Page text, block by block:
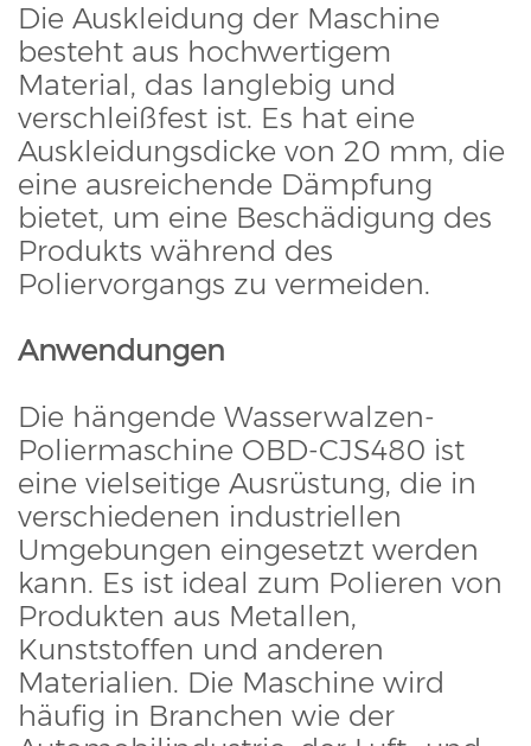
Die Auskleidung der Maschine
besteht aus hochwertigem
Material, das langlebig und
verschleißfest ist. Es hat eine
Auskleidungsdicke von 20 mm, die
eine ausreichende Dämpfung
bietet, um eine Beschädigung des
Produkts während des
Poliervorgangs zu vermeiden.
Anwendungen
Die hängende Wasserwalzen-
Poliermaschine OBD-CJS480 ist
eine vielseitige Ausrüstung, die in
verschiedenen industriellen
Umgebungen eingesetzt werden
kann. Es ist ideal zum Polieren von
Produkten aus Metallen,
Kunststoffen und anderen
Materialien. Die Maschine wird
häufig in Branchen wie der